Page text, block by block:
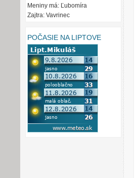
Meniny má: Ľubomíra
Zajtra: Vavrinec
POČASIE NA LIPTOVE